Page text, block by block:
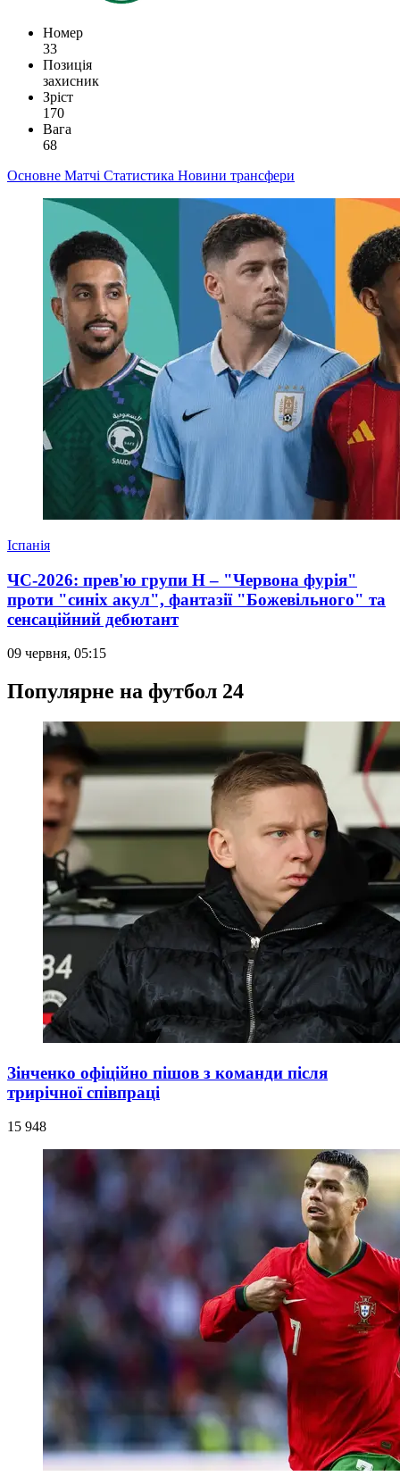
Номер
33
Позиція
захисник
Зріст
170
Вага
68
Основне Матчі Статистика Новини трансфери
Іспанія
ЧС-2026: прев'ю групи Н – "Червона фурія"
проти "синіх акул", фантазії "Божевільного" та
сенсаційний дебютант
09 червня, 05:15
Популярне на футбол 24
Зінченко офіційно пішов з команди після
трирічної співпраці
15 948